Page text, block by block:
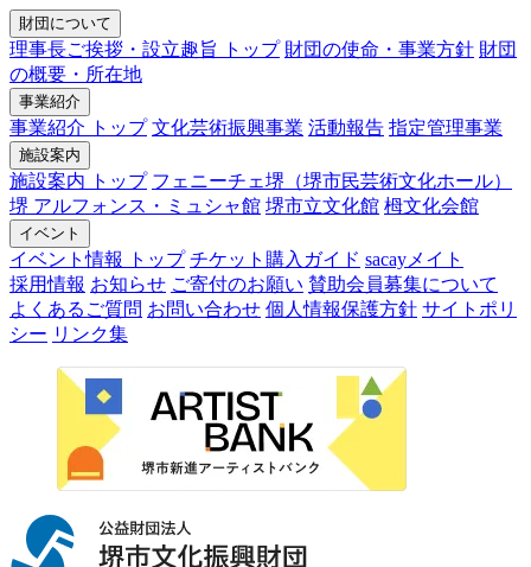
財団について
理事長ご挨拶・設立趣旨 トップ 財団の使命・事業方針 財団
の概要・所在地
事業紹介
事業紹介 トップ 文化芸術振興事業 活動報告 指定管理事業
施設案内
施設案内 トップ フェニーチェ堺（堺市民芸術文化ホール）
堺 アルフォンス・ミュシャ館 堺市立文化館 栂文化会館
イベント
イベント情報 トップ チケット購入ガイド sacayメイト
採用情報 お知らせ ご寄付のお願い 賛助会員募集について
よくあるご質問 お問い合わせ 個人情報保護方針 サイトポリ
シー リンク集